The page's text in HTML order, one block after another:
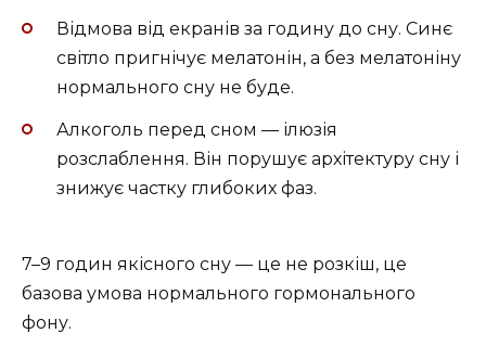
Відмова від екранів за годину до сну. Синє
світло пригнічує мелатонін, а без мелатоніну
нормального сну не буде.
Алкоголь перед сном — ілюзія
розслаблення. Він порушує архітектуру сну і
знижує частку глибоких фаз.
7–9 годин якісного сну — це не розкіш, це
базова умова нормального гормонального
фону.